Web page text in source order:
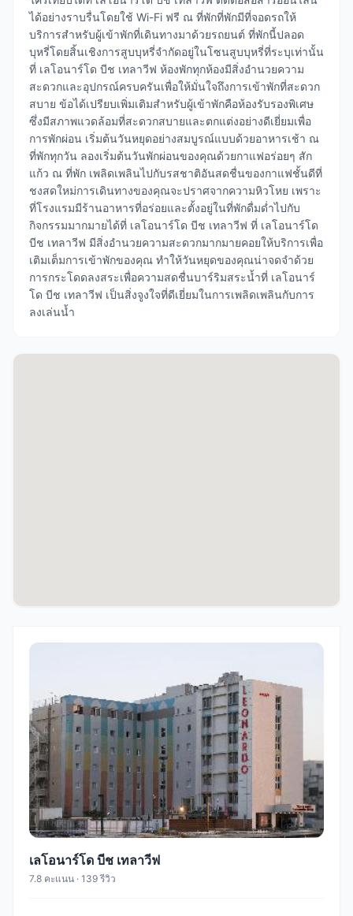
ได้อย่างราบรื่นโดยใช้ Wi-Fi ฟรี ณ ที่พักที่พักมีที่จอดรถให้
บริการสำหรับผู้เข้าพักที่เดินทางมาด้วยรถยนต์ ที่พักนี้ปลอด
บุหรี่โดยสิ้นเชิงการสูบบุหรี่จำกัดอยู่ในโซนสูบบุหรี่ที่ระบุเท่านั้น
ที่ เลโอนาร์โด บีช เทลาวีฟ ห้องพักทุกห้องมีสิ่งอำนวยความ
สะดวกและอุปกรณ์ครบครันเพื่อให้มั่นใจถึงการเข้าพักที่สะดวก
สบาย ข้อได้เปรียบเพิ่มเติมสำหรับผู้เข้าพักคือห้องรับรองพิเศษ
ซึ่งมีสภาพแวดล้อมที่สะดวกสบายและตกแต่งอย่างดีเยี่ยมเพื่อ
การพักผ่อน เริ่มต้นวันหยุดอย่างสมบูรณ์แบบด้วยอาหารเช้า ณ
ที่พักทุกวัน ลองเริ่มต้นวันพักผ่อนของคุณด้วยกาแฟอร่อยๆ สัก
แก้ว ณ ที่พัก เพลิดเพลินไปกับรสชาติอันสดชื่นของกาแฟชั้นดีที่
ชงสดใหม่การเดินทางของคุณจะปราศจากความหิวโหย เพราะ
ที่โรงแรมมีร้านอาหารที่อร่อยและตั้งอยู่ในที่พักดื่มด่ำไปกับ
กิจกรรมมากมายได้ที่ เลโอนาร์โด บีช เทลาวีฟ ที่ เลโอนาร์โด
บีช เทลาวีฟ มีสิ่งอำนวยความสะดวกมากมายคอยให้บริการเพื่อ
เติมเต็มการเข้าพักของคุณ ทำให้วันหยุดของคุณน่าจดจำด้วย
การกระโดดลงสระเพื่อความสดชื่นบาร์ริมสระน้ำที่ เลโอนาร์
โด บีช เทลาวีฟ เป็นสิ่งจูงใจที่ดีเยี่ยมในการเพลิดเพลินกับการ
ลงเล่นน้ำ
เลโอนาร์โด บีช เทลาวีฟ
7.8 คะแนน · 139 รีวิว